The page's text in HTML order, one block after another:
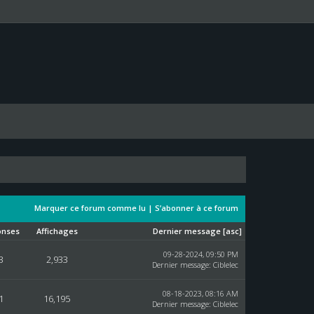
Marquer ce forum comme lu |S’abonner à ce forum
Affichages Dernier message [asc]
2,933
09-28-2024, 09:50 PM
Dernier message:Ciblelec
16,195
08-18-2023, 08:16 AM
Dernier message:Ciblelec